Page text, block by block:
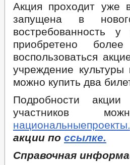
Антикоррупционная экспертиза
Методические материалы
Формы документов, связанные в
Сведения о доходах,о расходах,об
Комиссия по соблюдению
Обратная связь для сообщений о
_
Правовые акты
Устав
Решения
Реестр НПА
Проекты к обсуждению
Проекты Решений
Проекты Постановлений
Порядок обжалования НПА
Административные регламенты
Постановления мэрии
Распоряжения мэрии
Акция проходит уже
запущена в
востребованность
приобретено
воспользоваться
учреждение
можно купить два
Подробности
участников
акции по ссылке.
Справочная